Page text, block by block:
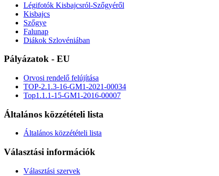
Légifotók Kisbajcsról-Szőgyéről
Kisbajcs
Szőgye
Falunap
Diákok Szlovéniában
Pályázatok - EU
Orvosi rendelő felújítása
TOP-2.1.3-16-GM1-2021-00034
Top1.1.1-15-GM1-2016-00007
Általános közzétételi lista
Általános közzétételi lista
Választási információk
Választási szervek